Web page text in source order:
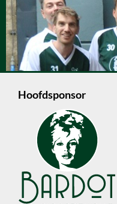
Ga
naar
de
inhoud
Zoeken
Enschede die met 6 dames- en 4
herenteams in de Nevobo
Hoofdsponsor